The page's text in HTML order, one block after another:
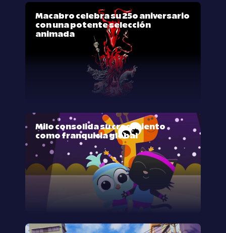
Macabro celebra su 25º aniversario
con una potente selección
animada
Milo consolida su crecimiento
como franquicia global